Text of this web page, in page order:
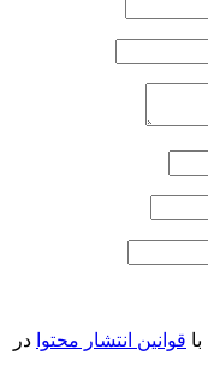
قوانین انتشار محتوا در